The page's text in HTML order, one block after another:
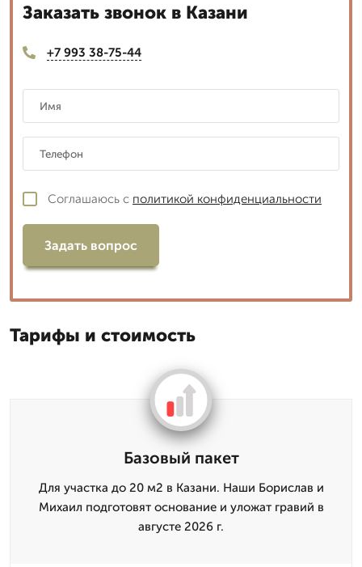
Заказать звонок в Казани
+7 993 38-75-44
Соглашаюсь с политикой конфиденциальности
Задать вопрос
Тарифы и стоимость
Базовый пакет
Для участка до 20 м2 в Казани. Наши Борислав и
Михаил подготовят основание и уложат гравий в
августе 2026 г.